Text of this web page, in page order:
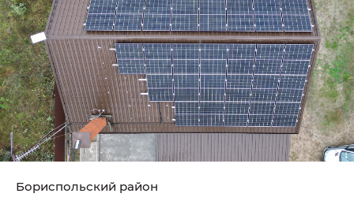
Бориспольский район